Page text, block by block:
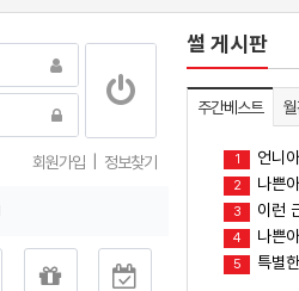
썰 게시판
주간베스트
1 언니
2 나쁜
3 이런
4 나쁜
5 특별
회원가입 정보찾기